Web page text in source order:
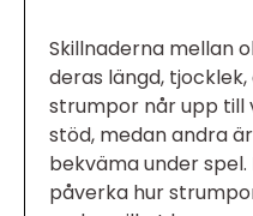
Skillnaderna mellan
deras längd,
strumpor når upp till
stöd, medan andra
bekväma under
påverka hur